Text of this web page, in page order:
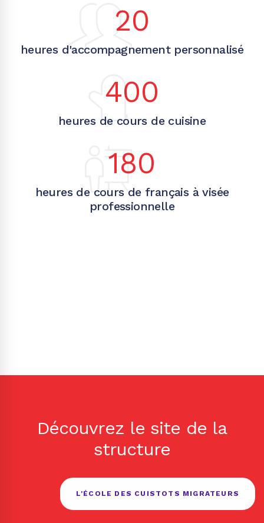
20
heures d'accompagnement personnalisé
400
heures de cours de cuisine
180
heures de cours de français à visée
professionnelle
Découvrez le site de la
structure
L'ÉCOLE DES CUISTOTS MIGRATEURS